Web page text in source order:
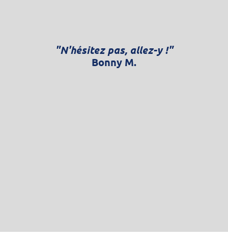
"N'hésitez pas, allez-y !"
Bonny M.